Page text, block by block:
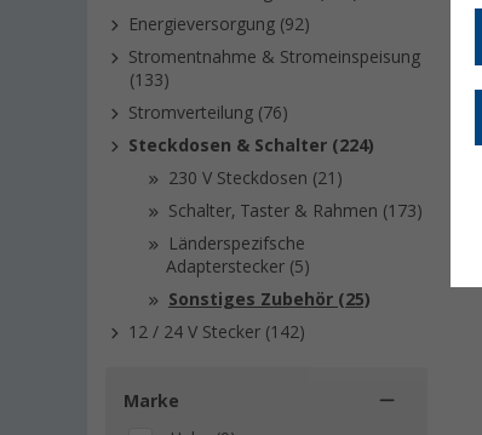
Energieversorgung (92)
Stromentnahme & Stromeinspeisung
(133)
Stromverteilung (76)
Steckdosen & Schalter (224)
230 V Steckdosen (21)
Schalter, Taster & Rahmen (173)
Länderspezifsche
Adapterstecker (5)
Sonstiges Zubehör (25)
12 / 24 V Stecker (142)
Marke